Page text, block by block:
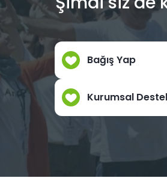
Bağış Yap
Kurumsal